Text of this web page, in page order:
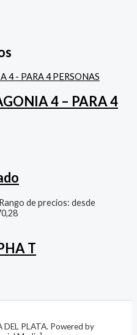
4 – PARA 4
Rango de precios: desde
T
PLATA. Powered by